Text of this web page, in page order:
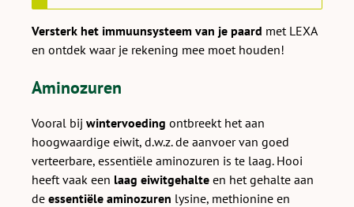
Versterk het immuunsysteem van je paard met LEXA
en ontdek waar je rekening mee moet houden!
Aminozuren
Vooral bij wintervoeding ontbreekt het aan
hoogwaardige eiwit, d.w.z. de aanvoer van goed
verteerbare, essentiële aminozuren is te laag. Hooi
heeft vaak een laag eiwitgehalte en het gehalte aan
de essentiële aminozuren lysine, methionine en